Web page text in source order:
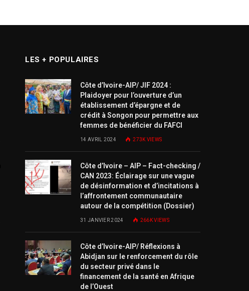
LES + POPULAIRES
Côte d’Ivoire-AIP/ JIF 2024 :
Plaidoyer pour l’ouverture d’un
établissement d’épargne et de
crédit à Songon pour permettre aux
femmes de bénéficier du FAFCI
14 AVRIL 2024 273K VIEWS
Côte d’Ivoire – AIP – Fact-checking /
CAN 2023: Éclairage sur une vague
de désinformation et d’incitations à
l’affrontement communautaire
autour de la compétition (Dossier)
31 JANVIER 2024 266KVIEWS
Côte d’Ivoire-AIP/ Réflexions à
Abidjan sur le renforcement du rôle
du secteur privé dans le
financement de la santé en Afrique
de l’Ouest